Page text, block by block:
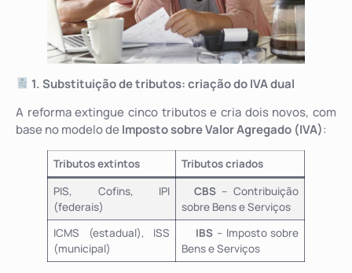
1. Substituição de tributos: criação do IVA dual
A reforma extingue cinco tributos e cria dois novos, com
base no modelo deImposto sobre Valor Agregado (IVA):
Tributos extintos
Tributos criados
PIS, Cofins, IPI
(federais)
CBS– Contribuição
sobre Bens e Serviços
ICMS (estadual), ISS
(municipal)
IBS – Imposto sobre
Bens e Serviços